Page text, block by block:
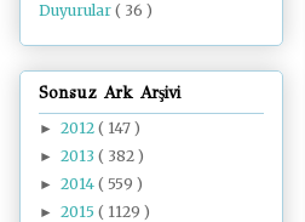
Duyurular ( 36 )
Sonsuz Ark Arşivi
► 2012 ( 147 )
► 2013 ( 382 )
► 2014 ( 559 )
► 2015 ( 1129 )